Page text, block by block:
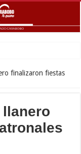
finalizaron fiestas
llanero